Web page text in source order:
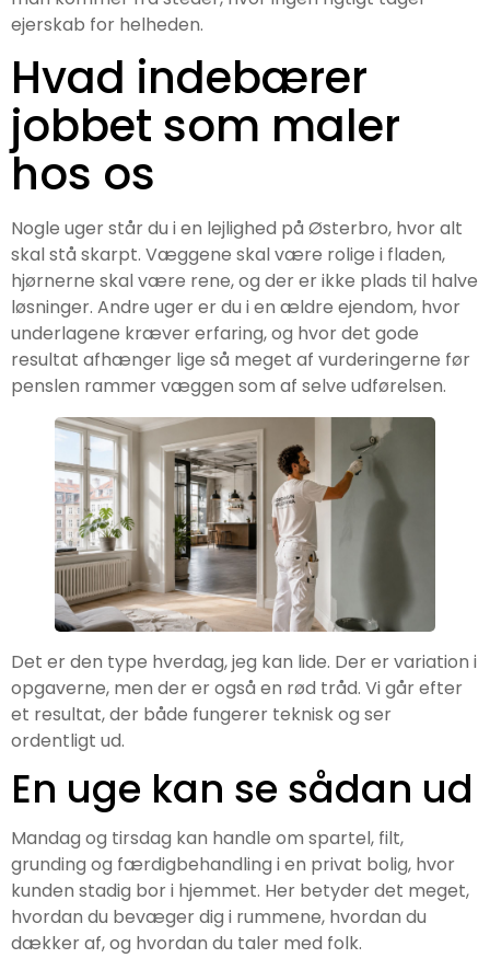
ejerskab for helheden.
Hvad indebærer
jobbet som maler
hos os
Nogle uger står du i en lejlighed på Østerbro, hvor alt
skal stå skarpt. Væggene skal være rolige i fladen,
hjørnerne skal være rene, og der er ikke plads til halve
løsninger. Andre uger er du i en ældre ejendom, hvor
underlagene kræver erfaring, og hvor det gode
resultat afhænger lige så meget af vurderingerne før
penslen rammer væggen som af selve udførelsen.
Det er den type hverdag, jeg kan lide. Der er variation i
opgaverne, men der er også en rød tråd. Vi går efter
et resultat, der både fungerer teknisk og ser
ordentligt ud.
En uge kan se sådan ud
Mandag og tirsdag kan handle om spartel, filt,
grunding og færdigbehandling i en privat bolig, hvor
kunden stadig bor i hjemmet. Her betyder det meget,
hvordan du bevæger dig i rummene, hvordan du
dækker af, og hvordan du taler med folk.